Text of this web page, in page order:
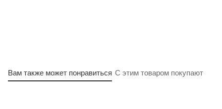
Вам также может понравиться С этим товаром покупают